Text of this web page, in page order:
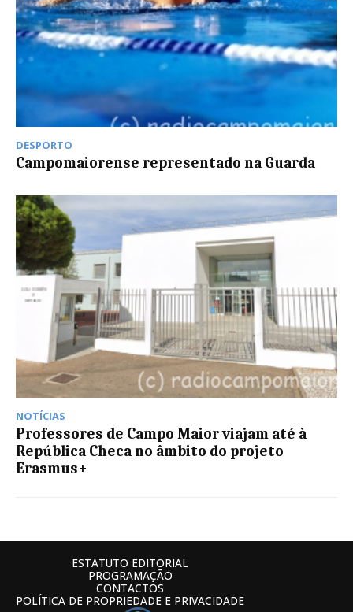
DESPORTO
Campomaiorense representado na Guarda
NOTÍCIAS
Professores de Campo Maior viajam até à
República Checa no âmbito do projeto
Erasmus+
ESTATUTO EDITORIAL
PROGRAMAÇÃO
CONTACTOS
POLÍTICA DE PROPRIEDADE E PRIVACIDADE